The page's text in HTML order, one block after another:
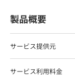
製品概要
サービス提供元
サービス利用料金